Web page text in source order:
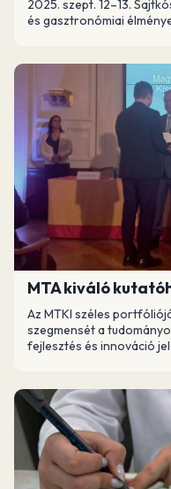
2025. szept. 12–13.
és gasztronómiai
MTA kiváló
Az MTKI széles
szegmensét a
fejlesztés és innováció